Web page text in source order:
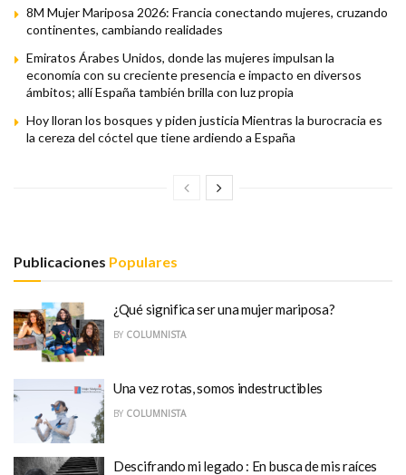
8M Mujer Mariposa 2026: Francia conectando mujeres, cruzando
continentes, cambiando realidades
Emiratos Árabes Unidos, donde las mujeres impulsan la
economía con su creciente presencia e impacto en diversos
ámbitos; allí España también brilla con luz propia
Hoy lloran los bosques y piden justicia Mientras la burocracia es
la cereza del cóctel que tiene ardiendo a España
Publicaciones Populares
¿Qué significa ser una mujer mariposa?
BY COLUMNISTA
Una vez rotas, somos indestructibles
BY COLUMNISTA
Descifrando mi legado : En busca de mis raíces